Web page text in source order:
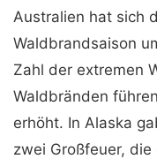
Australien hat sich
Waldbrandsaison
Zahl der extremen
Waldbränden
erhöht. In Alaska
zwei Großfeuer,